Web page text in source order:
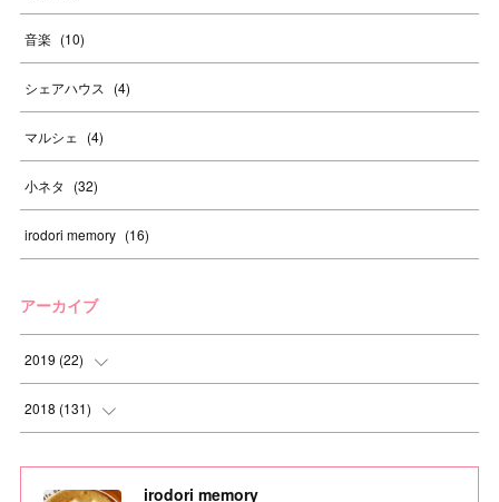
音楽 (10)
シェアハウス (4)
マルシェ (4)
小ネタ (32)
irodori memory (16)
アーカイブ
2019 (22)
(1)
2018 (131)
irodori memory